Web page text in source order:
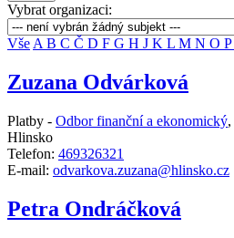
Vybrat organizaci:
Vše A B C Č D F G H J K L M N O P
Zuzana Odvárková
Platby - Odbor finanční a ekonomický,
Hlinsko
Telefon: 469326321
E-mail: odvarkova.zuzana@hlinsko.cz
Petra Ondráčková